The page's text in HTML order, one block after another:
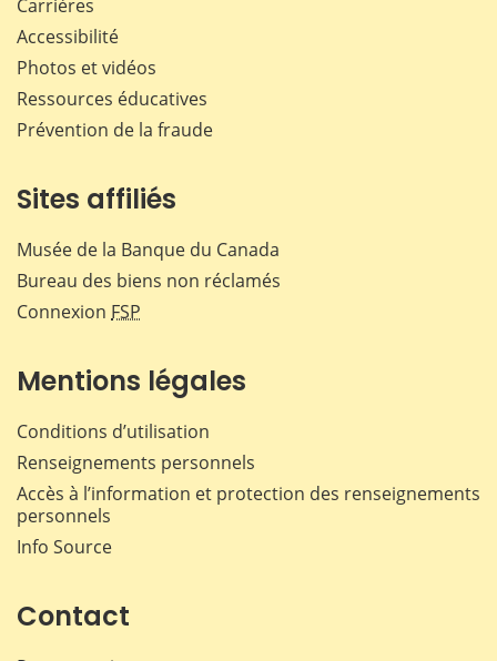
Carrières
Accessibilité
Photos et vidéos
Ressources éducatives
Prévention de la fraude
Sites affiliés
Musée de la Banque du Canada
Bureau des biens non réclamés
Connexion FSP
Mentions légales
Conditions d’utilisation
Renseignements personnels
Accès à l’information et protection des renseignements
personnels
Info Source
Contact